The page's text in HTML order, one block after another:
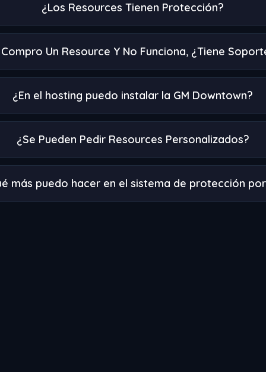
¿Los Resources Tienen Protección?
Un Resource Y No Funciona, ¿Tiene
¿En el hosting puedo instalar la GM Downtown?
¿Se Pueden Pedir Resources Personalizados?
más puedo hacer en el sistema de protección